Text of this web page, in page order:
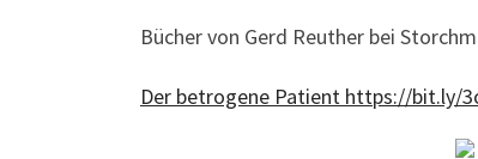
Bücher von Gerd Reuther bei
Der betrogene Patient https://bit.ly/